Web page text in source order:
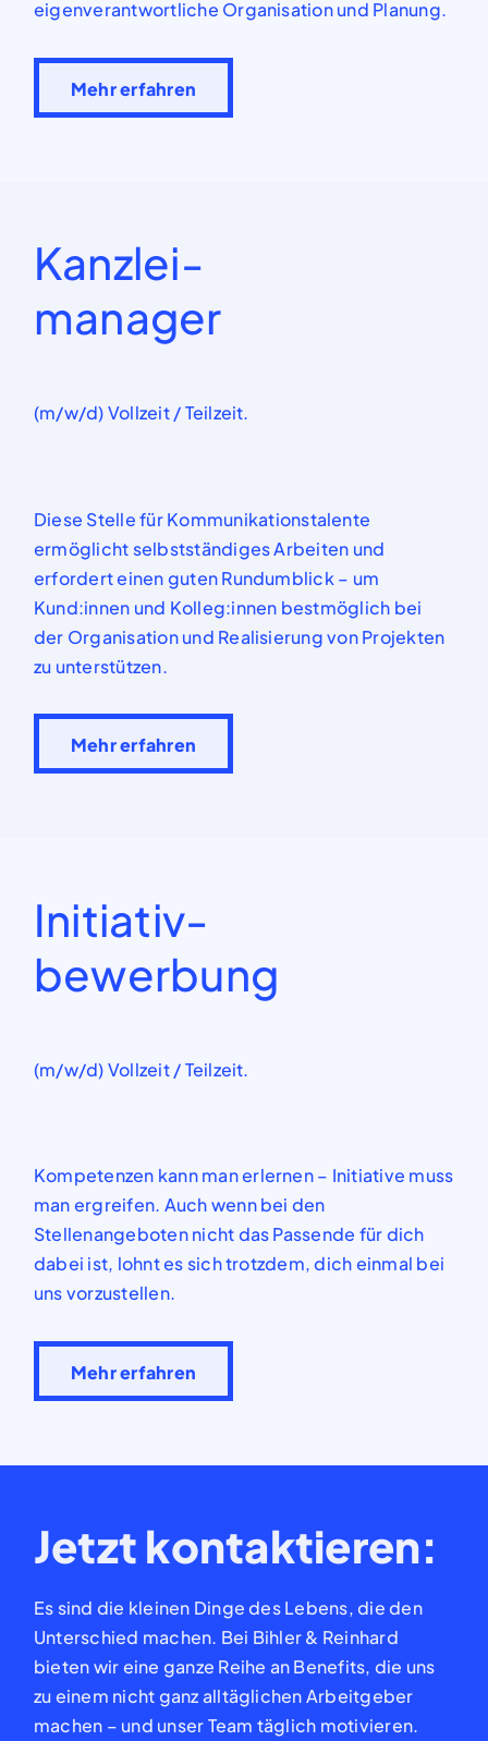
eigenverantwortliche Organisation und Planung.
Mehr erfahren
Kanzlei-
manager
(m/w/d) Vollzeit / Teilzeit.
DieseStellefürKommunikationstalente
ermöglicht selbstständiges Arbeiten und
erfordert einen guten Rundumblick – um
Kund:innenund Kolleg:innenbestmöglich bei
der Organisation und Realisierung von Projekten
zu unterstützen.
Mehr erfahren
Initiativ-
bewerbung
(m/w/d) Vollzeit / Teilzeit.
Kompetenzen kann man erlernen – Initiative muss
man ergreifen. Auch wenn bei den
Stellenangeboten nicht das Passendefür dich
dabei ist, lohnt es sich trotzdem,dicheinmalbei
uns vorzustellen.
Mehr erfahren
Jetzt kontaktieren:
Es sind die kleinen Dinge des Lebens, die den
Unterschied machen. Bei Bihler & Reinhard
bieten wir eine ganze Reihe an Benefits, die uns
zu einem nicht ganz alltäglichen Arbeitgeber
machen – und unser Team täglich motivieren.